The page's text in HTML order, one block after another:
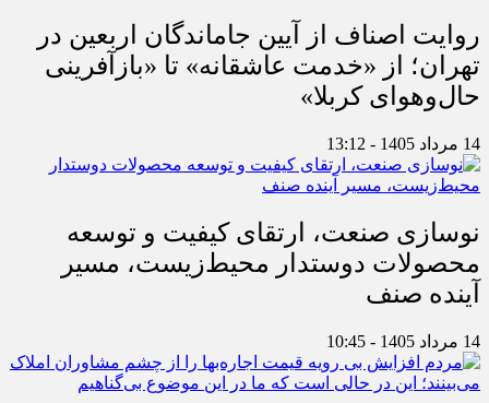
روایت اصناف از آیین جاماندگان اربعین در
تهران؛ از «خدمت عاشقانه» تا «بازآفرینی
حال‌وهوای کربلا»
14 مرداد 1405 - 13:12
نوسازی صنعت، ارتقای کیفیت و توسعه
محصولات دوستدار محیط‌زیست، مسیر
آینده صنف
14 مرداد 1405 - 10:45